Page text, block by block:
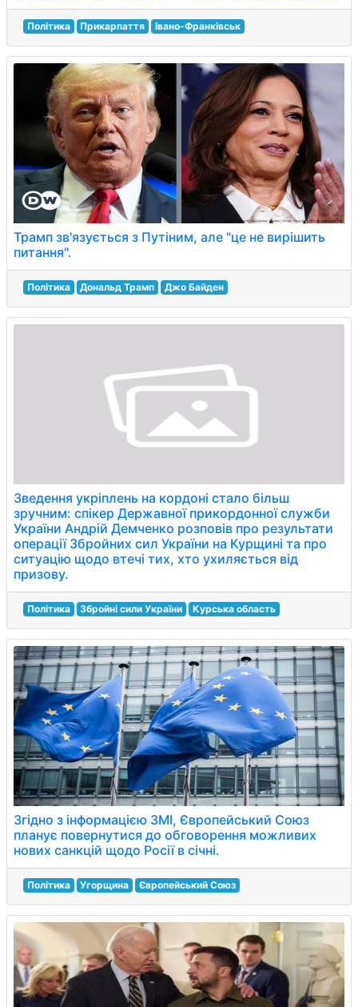
Політика Прикарпаття Івано-Франківськ
Трамп зв'язується з Путіним, але "це не вирішить
питання".
Політика Дональд Трамп Джо Байден
Зведення укріплень на кордоні стало більш
зручним: спікер Державної прикордонної служби
України Андрій Демченко розповів про результати
операції Збройних сил України на Курщині та про
ситуацію щодо втечі тих, хто ухиляється від
призову.
Політика Збройні сили України Курська область
Згідно з інформацією ЗМІ, Європейський Союз
планує повернутися до обговорення можливих
нових санкцій щодо Росії в січні.
Політика Угорщина Європейський Союз